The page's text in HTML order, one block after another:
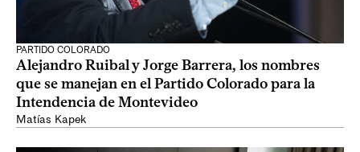
PARTIDO COLORADO
Alejandro Ruibal y Jorge Barrera, los nombres
que se manejan en el Partido Colorado para la
Intendencia de Montevideo
Matías Kapek